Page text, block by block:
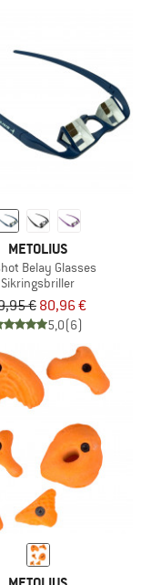
METOLIUS
Belay Glasses
Sikringsbriller
€ 80,96 €
5,0(6)